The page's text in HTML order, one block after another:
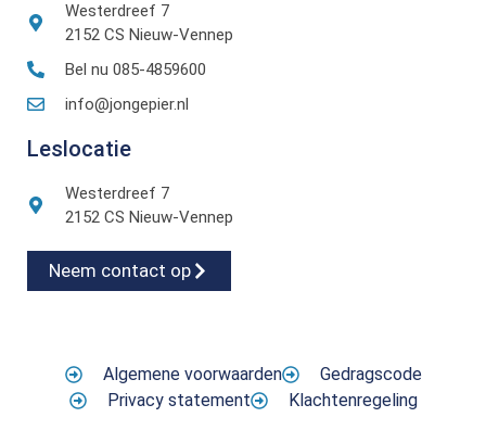
Westerdreef 7
2152 CS Nieuw-Vennep
Bel nu 085-4859600
info@jongepier.nl
Leslocatie
Westerdreef 7
2152 CS Nieuw-Vennep
Neem contact op
Algemene voorwaarden
Gedragscode
Privacy statement
Klachtenregeling